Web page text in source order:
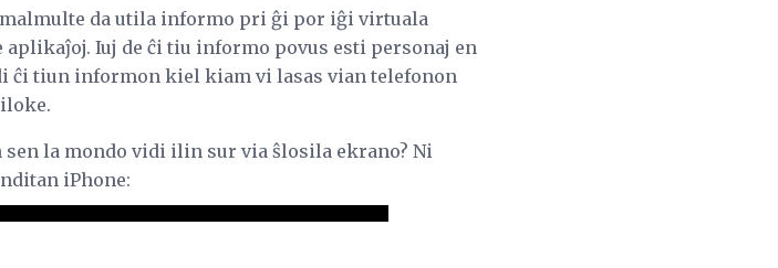
da utila informo pri ĝi por iĝi virtuala
Iuj de ĉi tiu informo povus esti personaj en
ĉi tiun informon kiel kiam vi lasas vian telefonon
la mondo vidi ilin sur via ŝlosila ekrano? Ni
iPhone: